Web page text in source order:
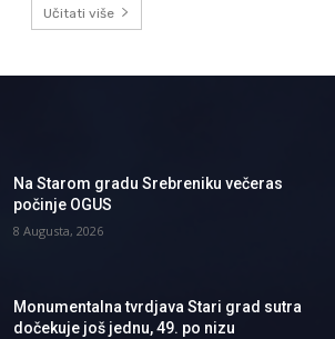
Učitati više
Na Starom gradu Srebreniku večeras
počinje OGUS
8 Augusta, 2026
Monumentalna tvrdjava Stari grad sutra
dočekuje još jednu, 49. po nizu